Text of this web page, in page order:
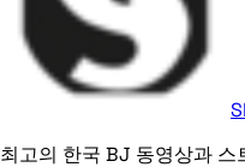
최고의 한국 BJ 동영상과 스